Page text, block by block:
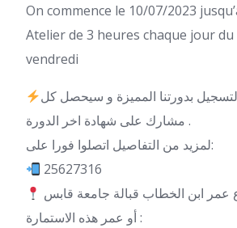
On commence le 10/07/2023
Atelier de 3 heures chaque jour
vendredi
بدورتنا المميزة و سيحصل كل
مشارك على شهادة اخر الدورة .
لمزيد من التفاصيل اتصلوا فورا على:
25627316
عمر ابن الخطاب قبالة جامعة قابس
أو عمر هذه الاستمارة :